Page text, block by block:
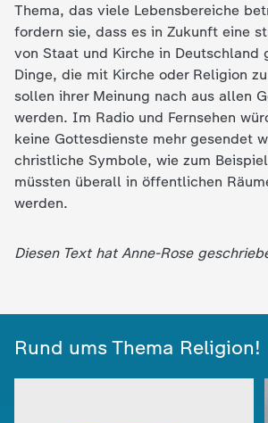
Thema, das viele Lebensbereiche
fordern sie, dass es in Zukunft eine
von Staat und Kirche in Deutschland
Dinge, die mit Kirche oder Religion
sollen ihrer Meinung nach aus allen
werden. Im Radio und Fernsehen
keine Gottesdienste mehr gesendet
christliche Symbole, wie zum
müssten überall in öffentlichen
werden.
Diesen Text hat Anne-Rose
Rund ums Thema Religion!